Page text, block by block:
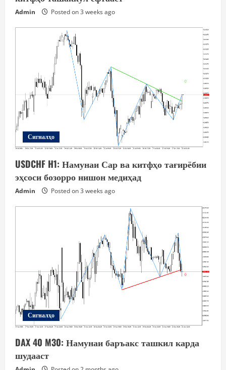
Admin Posted on 3 weeks ago
Сигналҳо
USDCHF H1: Намунаи Сар ва китфҳо тағирёбии
эҳсоси бозорро нишон медиҳад
Admin Posted on 3 weeks ago
Сигналҳо
DAX 40 M30: Намунаи баръакс ташкил карда
шудааст